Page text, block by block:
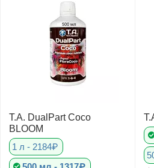
T.A. DualPart Coco
BLOOM
1 л - 2184₽